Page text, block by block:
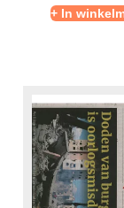
+ In